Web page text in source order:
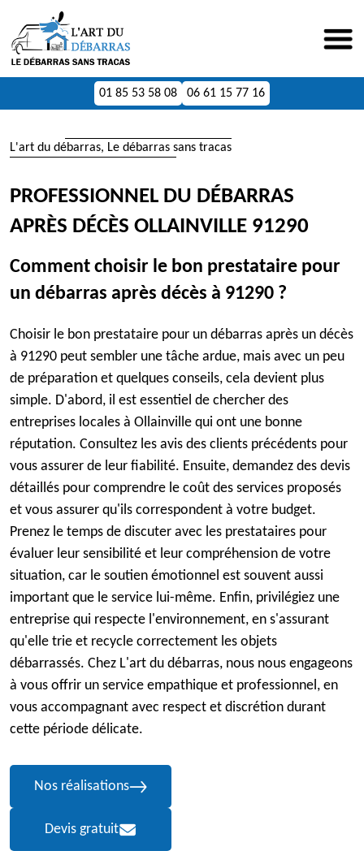
01 85 53 58 08 06 61 15 77 16
L'art du débarras, Le débarras sans tracas
PROFESSIONNEL DU DÉBARRAS
APRÈS DÉCÈS OLLAINVILLE 91290
Comment choisir le bon prestataire pour
un débarras après décès à 91290 ?
Choisir le bon prestataire pour un débarras après un décès
à 91290 peut sembler une tâche ardue, mais avec un peu
de préparation et quelques conseils, cela devient plus
simple. D'abord, il est essentiel de chercher des
entreprises locales à Ollainville qui ont une bonne
réputation. Consultez les avis des clients précédents pour
vous assurer de leur fiabilité. Ensuite, demandez des devis
détaillés pour comprendre le coût des services proposés
et vous assurer qu'ils correspondent à votre budget.
Prenez le temps de discuter avec les prestataires pour
évaluer leur sensibilité et leur compréhension de votre
situation, car le soutien émotionnel est souvent aussi
important que le service lui-même. Enfin, privilégiez une
entreprise qui respecte l'environnement, en s'assurant
qu'elle trie et recycle correctement les objets
débarrassés. Chez L'art du débarras, nous nous engageons
à vous offrir un service empathique et professionnel, en
vous accompagnant avec respect et discrétion durant
cette période délicate.
Nos réalisations
Devis gratuit